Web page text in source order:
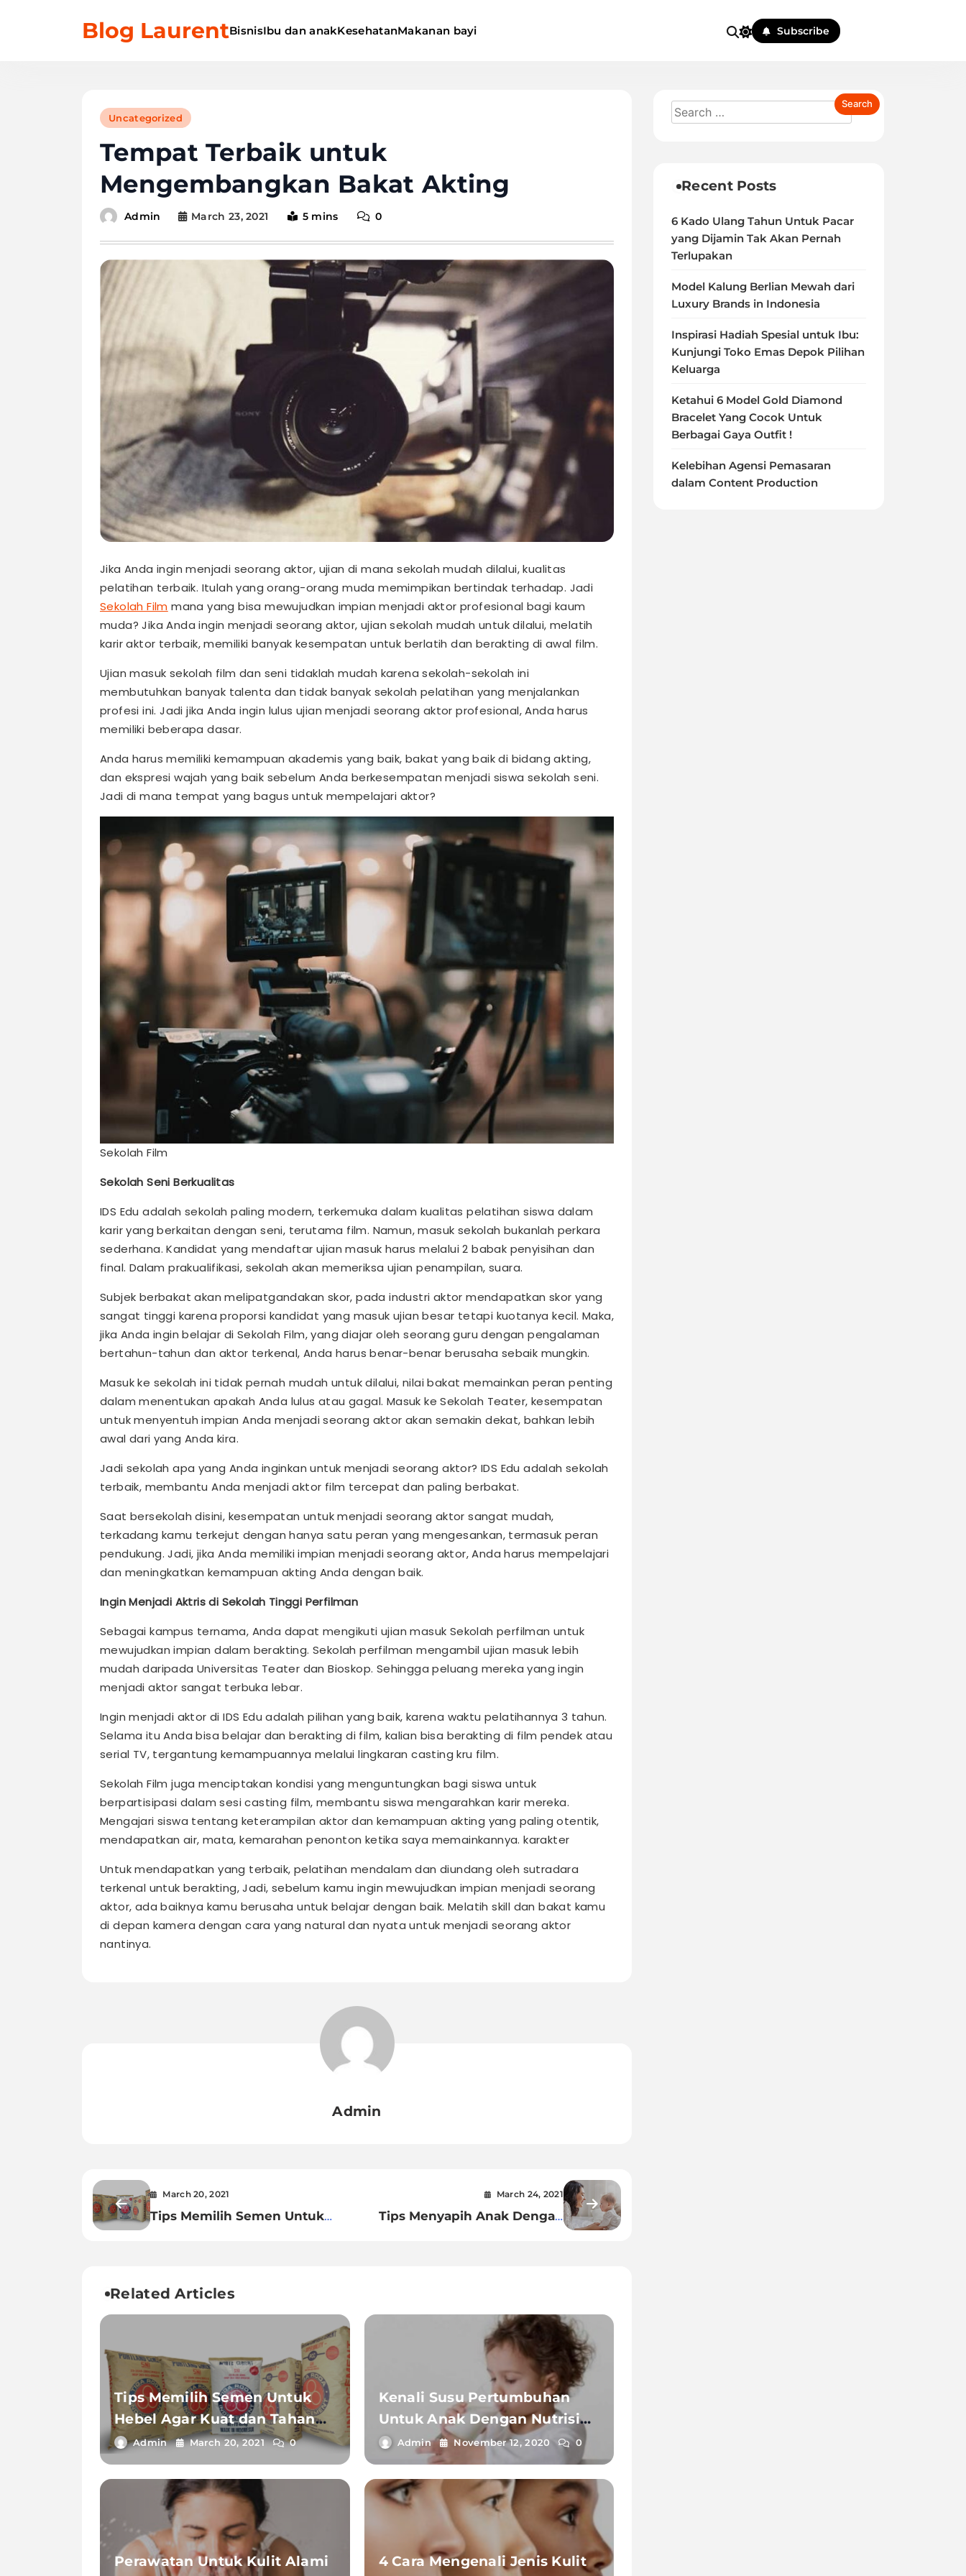
Blog LaurentBisnisIbu dan anakKesehatanMakanan bayi Subscribe
Uncategorized
Tempat Terbaik untuk
Mengembangkan Bakat Akting
Admin March 23, 2021 5 mins 0
Jika Anda ingin menjadi seorang aktor, ujian di mana sekolah mudah dilalui, kualitas
pelatihan terbaik. Itulah yang orang-orang muda memimpikan bertindak terhadap. Jadi
Sekolah Film mana yang bisa mewujudkan impian menjadi aktor profesional bagi kaum
muda? Jika Anda ingin menjadi seorang aktor, ujian sekolah mudah untuk dilalui, melatih
karir aktor terbaik, memiliki banyak kesempatan untuk berlatih dan berakting di awal film.
Ujian masuk sekolah film dan seni tidaklah mudah karena sekolah-sekolah ini
membutuhkan banyak talenta dan tidak banyak sekolah pelatihan yang menjalankan
profesi ini. Jadi jika Anda ingin lulus ujian menjadi seorang aktor profesional, Anda harus
memiliki beberapa dasar.
Anda harus memiliki kemampuan akademis yang baik, bakat yang baik di bidang akting,
dan ekspresi wajah yang baik sebelum Anda berkesempatan menjadi siswa sekolah seni.
Jadi di mana tempat yang bagus untuk mempelajari aktor?
Sekolah Film
Sekolah Seni Berkualitas
IDS Edu adalah sekolah paling modern, terkemuka dalam kualitas pelatihan siswa dalam
karir yang berkaitan dengan seni, terutama film. Namun, masuk sekolah bukanlah perkara
sederhana. Kandidat yang mendaftar ujian masuk harus melalui 2 babak penyisihan dan
final. Dalam prakualifikasi, sekolah akan memeriksa ujian penampilan, suara.
Subjek berbakat akan melipatgandakan skor, pada industri aktor mendapatkan skor yang
sangat tinggi karena proporsi kandidat yang masuk ujian besar tetapi kuotanya kecil. Maka,
jika Anda ingin belajar di Sekolah Film, yang diajar oleh seorang guru dengan pengalaman
bertahun-tahun dan aktor terkenal, Anda harus benar-benar berusaha sebaik mungkin.
Masuk ke sekolah ini tidak pernah mudah untuk dilalui, nilai bakat memainkan peran penting
dalam menentukan apakah Anda lulus atau gagal. Masuk ke Sekolah Teater, kesempatan
untuk menyentuh impian Anda menjadi seorang aktor akan semakin dekat, bahkan lebih
awal dari yang Anda kira.
Jadi sekolah apa yang Anda inginkan untuk menjadi seorang aktor? IDS Edu adalah sekolah
terbaik, membantu Anda menjadi aktor film tercepat dan paling berbakat.
Saat bersekolah disini, kesempatan untuk menjadi seorang aktor sangat mudah,
terkadang kamu terkejut dengan hanya satu peran yang mengesankan, termasuk peran
pendukung. Jadi, jika Anda memiliki impian menjadi seorang aktor, Anda harus mempelajari
dan meningkatkan kemampuan akting Anda dengan baik.
Ingin Menjadi Aktris di Sekolah Tinggi Perfilman
Sebagai kampus ternama, Anda dapat mengikuti ujian masuk Sekolah perfilman untuk
mewujudkan impian dalam berakting. Sekolah perfilman mengambil ujian masuk lebih
mudah daripada Universitas Teater dan Bioskop. Sehingga peluang mereka yang ingin
menjadi aktor sangat terbuka lebar.
Ingin menjadi aktor di IDS Edu adalah pilihan yang baik, karena waktu pelatihannya 3 tahun.
Selama itu Anda bisa belajar dan berakting di film, kalian bisa berakting di film pendek atau
serial TV, tergantung kemampuannya melalui lingkaran casting kru film.
Sekolah Film juga menciptakan kondisi yang menguntungkan bagi siswa untuk
berpartisipasi dalam sesi casting film, membantu siswa mengarahkan karir mereka.
Mengajari siswa tentang keterampilan aktor dan kemampuan akting yang paling otentik,
mendapatkan air, mata, kemarahan penonton ketika saya memainkannya. karakter
Untuk mendapatkan yang terbaik, pelatihan mendalam dan diundang oleh sutradara
terkenal untuk berakting, Jadi, sebelum kamu ingin mewujudkan impian menjadi seorang
aktor, ada baiknya kamu berusaha untuk belajar dengan baik. Melatih skill dan bakat kamu
di depan kamera dengan cara yang natural dan nyata untuk menjadi seorang aktor
nantinya.
Admin
March 20, 2021
Tips Memilih Semen Untuk
March 24, 2021
Tips Menyapih Anak Dengan
Related Articles
Tips Memilih Semen Untuk
Hebel Agar Kuat dan Tahan
Lama
Admin March 20, 2021 0
Kenali Susu Pertumbuhan
Untuk Anak Dengan Nutrisi
Lengkap
Admin November 12, 2020 0
Perawatan Untuk Kulit Alami
4 Cara Mengenali Jenis Kulit
Recent Posts
6 Kado Ulang Tahun Untuk Pacar
yang Dijamin Tak Akan Pernah
Terlupakan
Model Kalung Berlian Mewah dari
Luxury Brands in Indonesia
Inspirasi Hadiah Spesial untuk Ibu:
Kunjungi Toko Emas Depok Pilihan
Keluarga
Ketahui 6 Model Gold Diamond
Bracelet Yang Cocok Untuk
Berbagai Gaya Outfit !
Kelebihan Agensi Pemasaran
dalam Content Production